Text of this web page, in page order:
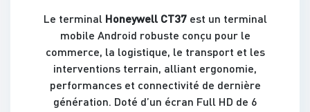
Le terminal Honeywell CT37est un terminal
mobile Android robuste conçu pour le
commerce, la logistique, le transport et les
interventions terrain, alliant ergonomie,
performances et connectivité de dernière
génération. Doté d’un écran Full HD de 6